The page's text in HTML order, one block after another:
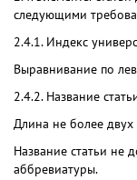
следующими
2.4.1. Индекс
Выравнивание по
2.4.2. Название
Длина не более двух
Название статьи не
аббревиатуры.